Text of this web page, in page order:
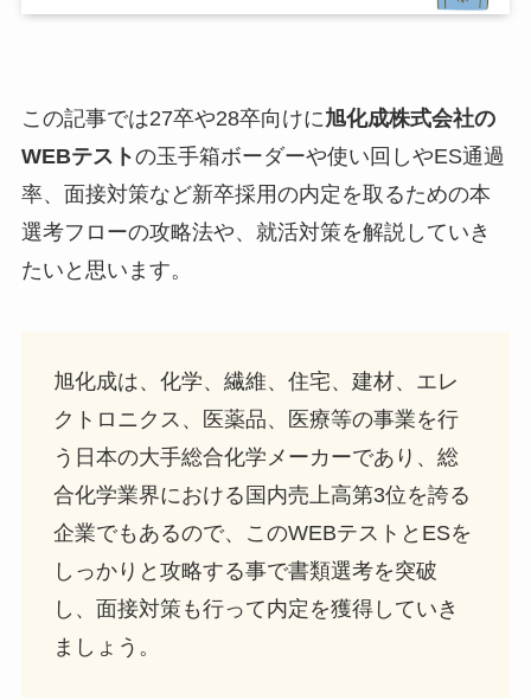
この記事では27卒や28卒向けに旭化成株式会社の
WEBテストの玉手箱ボーダーや使い回しやES通過
率、面接対策など新卒採用の内定を取るための本
選考フローの攻略法や、就活対策を解説していき
たいと思います。
旭化成は、化学、繊維、住宅、建材、エレ
クトロニクス、医薬品、医療等の事業を行
う日本の大手総合化学メーカーであり、総
合化学業界における国内売上高第3位を誇る
企業でもあるので、このWEBテストとESを
しっかりと攻略する事で書類選考を突破
し、面接対策も行って内定を獲得していき
ましょう。